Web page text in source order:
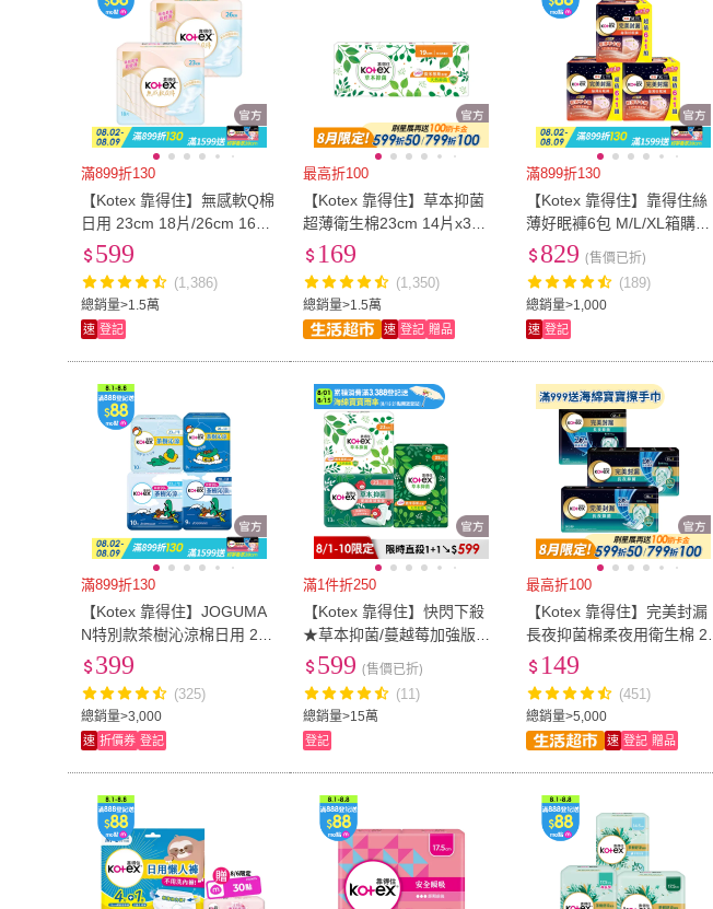
滿899折130
【Kotex 靠得住】無感軟Q棉
日用 23cm 18片/26cm 16片/
28cm 15片 箱購10包(超薄/
總銷量>1.5萬
599
(1,386)
速 登記
最高折100
【Kotex 靠得住】草本抑菌
超薄衛生棉23cm 14片x3包/
28cm 12片x3包/35cm 8片x3
總銷量>1.5萬
169
(1,350)
速 登記 贈品
滿899折130
【Kotex 靠得住】靠得住絲
薄好眠褲6包 M/L/XL箱購任
選(7片/包)
總銷量>1,000
829 (售價已折)
(189)
速 登記
滿899折130
【Kotex 靠得住】JOGUMA
N特別款茶樹沁涼棉日用 23c
m 10片x7包/28cm 9片x7包
總銷量>3,000
399
(325)
速 折價券 登記
滿1件折250
【Kotex 靠得住】快閃下殺
★草本抑菌/蔓越莓加強版
(衛生棉/護墊/23-35cm/共16
0-208片)
總銷量>15萬
599 (售價已折)
(11)
登記
最高折100
【Kotex 靠得住】完美封漏
長夜抑菌棉柔夜用衛生棉 28
cm 14片x3包/ 35cm 8片x3
總銷量>5,000
149
(451)
速 登記 贈品